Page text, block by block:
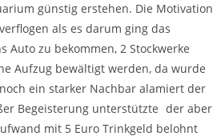
günstig erstehen. Die Motivation
als es darum ging das
Auto zu bekommen, 2 Stockwerke
Aufzug bewältigt werden, da wurde
ein starker Nachbar alamiert der
Begeisterung unterstützte der aber
mit 5 Euro Trinkgeld belohnt